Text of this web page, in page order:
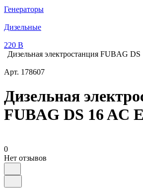
Генераторы
Дизельные
220 В
Дизельная электростанция FUBAG
Арт. 178607
Дизельная
FUBAG DS 16 AC
0
Нет отзывов